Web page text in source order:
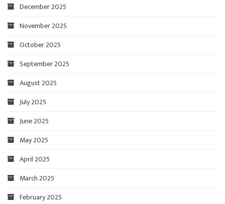
December 2025
November 2025
October 2025
September 2025
August 2025
July 2025
June 2025
May 2025
April 2025
March 2025
February 2025